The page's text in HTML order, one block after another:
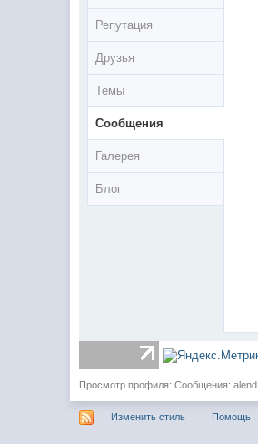
Репутация
Друзья
Темы
Сообщения
Галерея
Блог
Просмотр профиля: Сообщения: alend
Изменить стиль Помощь